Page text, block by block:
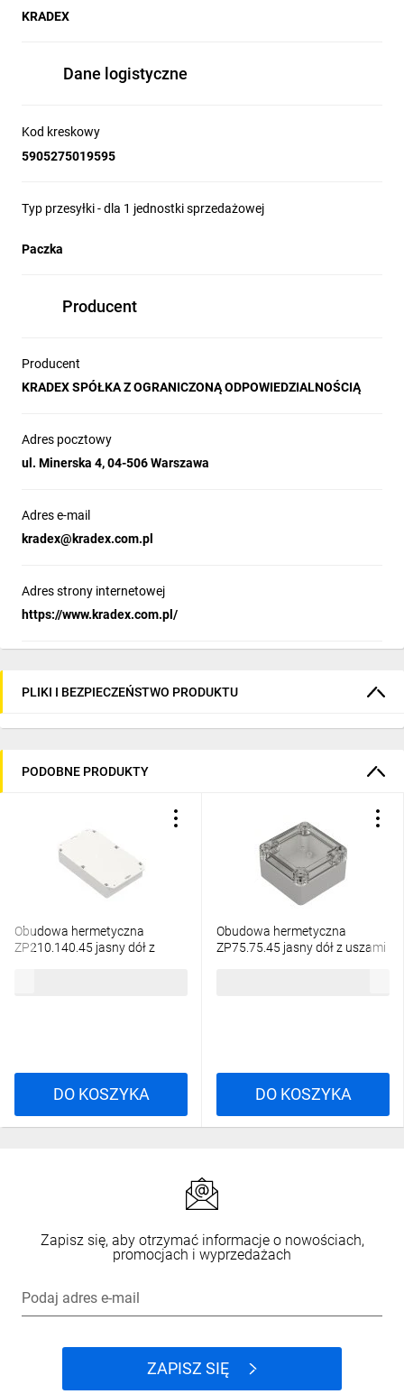
KRADEX
Dane logistyczne
Kod kreskowy
5905275019595
Typ przesyłki - dla 1 jednostki sprzedażowej
Paczka
Producent
Producent
KRADEX SPÓŁKA Z OGRANICZONĄ ODPOWIEDZIALNOŚCIĄ
Adres pocztowy
ul. Minerska 4, 04-506 Warszawa
Adres e-mail
kradex@kradex.com.pl
Adres strony internetowej
https://www.kradex.com.pl/
PLIKI I BEZPIECZEŃSTWO PRODUKTU
PODOBNE PRODUKTY
Obudowa hermetyczna
ZP210.140.45 jasny dół z
DO KOSZYKA
Obudowa hermetyczna
ZP75.75.45 jasny dół z uszami
DO KOSZYKA
Zapisz się, aby otrzymać informacje o nowościach,
promocjach i wyprzedażach
Podaj adres e-mail
ZAPISZ SIĘ